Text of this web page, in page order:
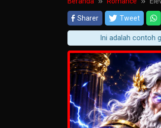
Sharer Tweet
Ini adalah contoh global